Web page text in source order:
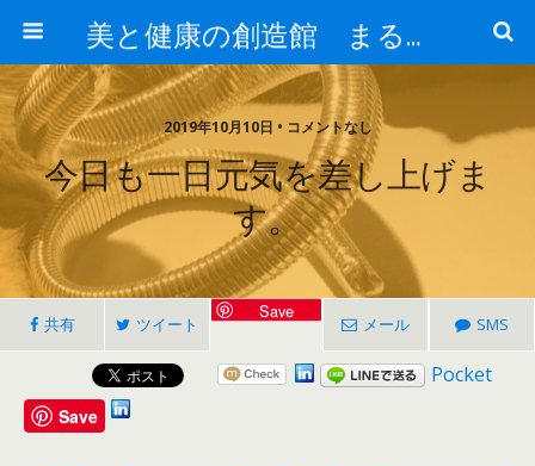
美と健康の創造館 まるとみ薬品 ぐんまの薬屋 芳さんのブログ
2019年10月10日 • コメントなし
今日も一日元気を差し上げま
す。
共有 ツイート
Save
メール SMS
Pocket
Save